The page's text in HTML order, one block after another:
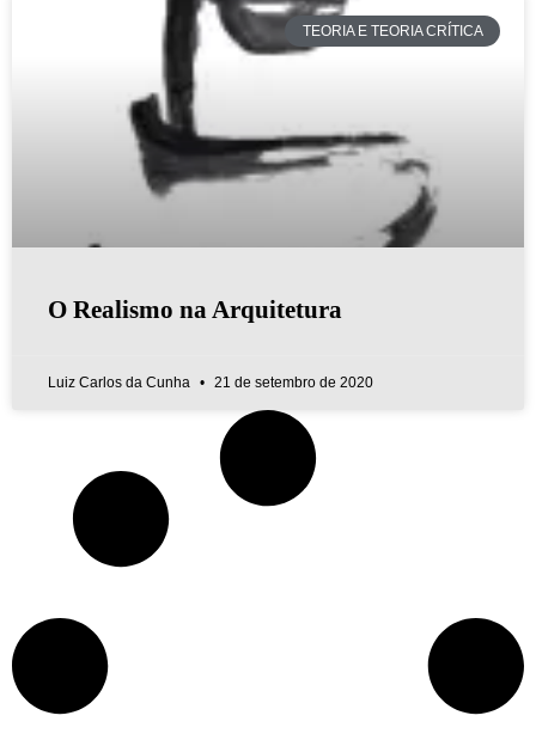
TEORIA E TEORIA CRÍTICA
O Realismo na Arquitetura
Luiz Carlos da Cunha 21 de setembro de 2020